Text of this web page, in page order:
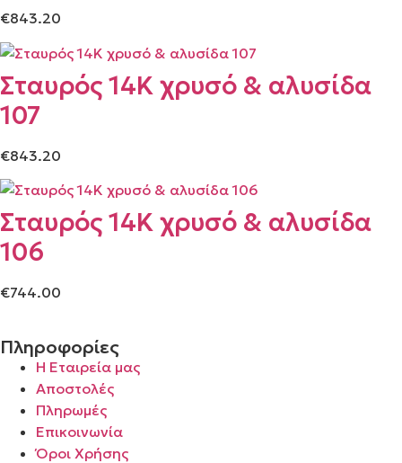
€843.20
Σταυρός 14Κ χρυσό & αλυσίδα
107
€843.20
Σταυρός 14Κ χρυσό & αλυσίδα
106
€744.00
Πληροφορίες
Η Εταιρεία μας
Αποστολές
Πληρωμές
Επικοινωνία
Όροι Χρήσης